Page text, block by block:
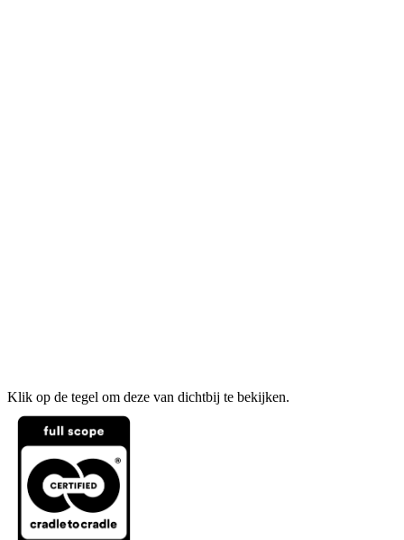
Klik op de tegel om deze van dichtbij te bekijken.